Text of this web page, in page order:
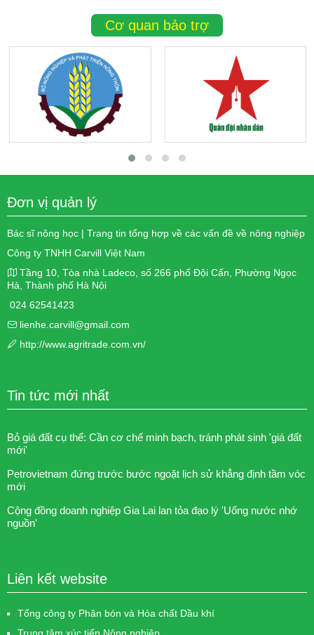
Cơ quan bảo trợ
Đơn vị quản lý
Bác sĩ nông học | Trang tin tổng hợp về các vấn đề về nông nghiệp
Công ty TNHH Carvill Việt Nam
Tầng 10, Tòa nhà Ladeco, số 266 phố Đội Cấn, Phường Ngọc
Hà, Thành phố Hà Nội
024 62541423
lienhe.carvill@gmail.com
http://www.agritrade.com.vn/
Tin tức mới nhất
Bỏ giá đất cụ thể: Cần cơ chế minh bạch, tránh phát sinh 'giá đất
mới'
Petrovietnam đứng trước bước ngoặt lịch sử khẳng định tầm vóc
mới
Cộng đồng doanh nghiệp Gia Lai lan tỏa đạo lý 'Uống nước nhớ
nguồn'
Liên kết website
Tổng công ty Phân bón và Hóa chất Dầu khí